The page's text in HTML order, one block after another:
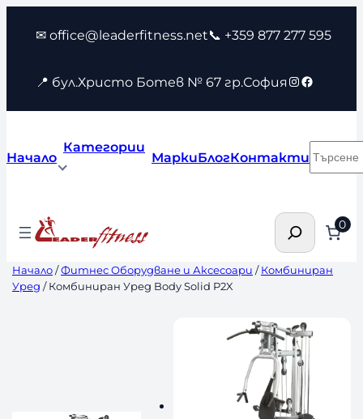
съдържанието
✉ office@leaderfitness.net📞 +359 877 277 595
📍 бул.Христо Ботев № 67 гр.София Instagram
Facebook
Начало
Категории
МаркиБлогКонтакти
Търсене 0
Начало/Фитнес Оборудване и Аксесоари /Комбиниран
Уред / Комбиниран Уред Body Solid P2X